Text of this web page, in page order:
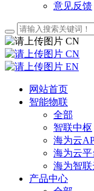
意见反馈
CN
CN
EN
网站首页
智能物联
全部
智联中枢
海为云
海为云平
海为智联
产品中心